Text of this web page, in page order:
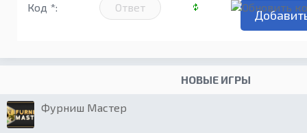
Код *:
НОВЫЕ ИГРЫ
Фурниш Мастер